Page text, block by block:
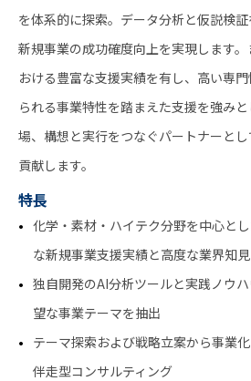
を体系的に探索。データ分析と仮説検証
新規事業の成功確度向上を実現します
おける豊富な支援実績を有し、高い専
られる事業特性を踏まえた支援を強み
場、構想と実行をつなぐパートナーと
貢献します。
特長
化学・素材・ハイテク分野を中心と
な新規事業支援実績と高度な業界知見
独自開発のAI分析ツールと実践ノウ
望な事業テーマを抽出
テーマ探索および戦略立案から事業
伴走型コンサルティング